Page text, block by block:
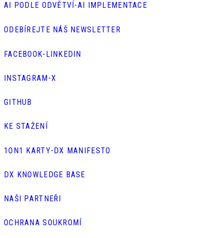
AI PODLE ODVĚTVÍ-AI IMPLEMENTACE
ODEBÍREJTE NÁŠ NEWSLETTER
FACEBOOK- LINKEDIN
INSTAGRAM-X
GITHUB
KE STAŽENÍ
1ON1 KARTY-DX MANIFESTO
DX KNOWLEDGE BASE
NAŠI PARTNEŘI
OCHRANA SOUKROMÍ